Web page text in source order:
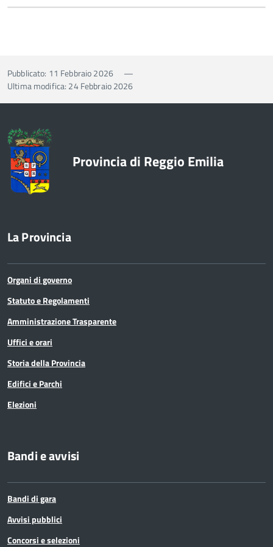
Pubblicato: 11 Febbraio 2026
—
Ultima modifica: 24 Febbraio 2026
Provincia di Reggio Emilia
La Provincia
Organi di governo
Statuto e Regolamenti
Amministrazione Trasparente
Uffici e orari
Storia della Provincia
Edifici e Parchi
Elezioni
Bandi e avvisi
Bandi di gara
Avvisi pubblici
Concorsi e selezioni